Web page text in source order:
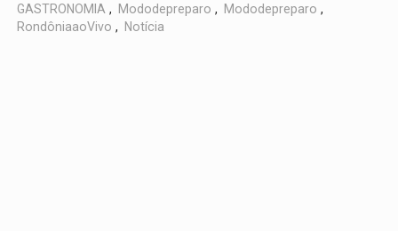
GASTRONOMIA , Mododepreparo , Mododepreparo ,
RondôniaaoVivo , Notícia